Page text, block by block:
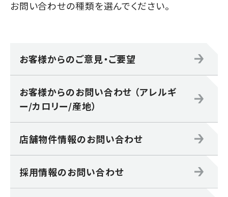
お問い合わせの種類を選んでください。
お客様からのご意見・ご要望
お客様からのお問い合わせ （アレルギ
ー/カロリー/産地）
店舗物件情報のお問い合わせ
採用情報のお問い合わせ